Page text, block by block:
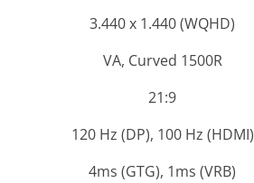
3.440 x 1.440 (WQHD)
VA, Curved 1500R
21:9
120 Hz (DP), 100 Hz (HDMI)
4ms (GTG), 1ms (VRB)